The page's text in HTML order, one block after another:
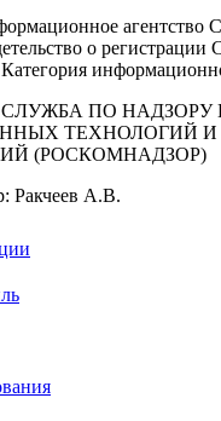
агентство
о
Категория
ПО НАДЗОРУ
ТЕХНОЛОГИЙ
(РОСКОМНАДЗОР)
Ракчеев А.В.